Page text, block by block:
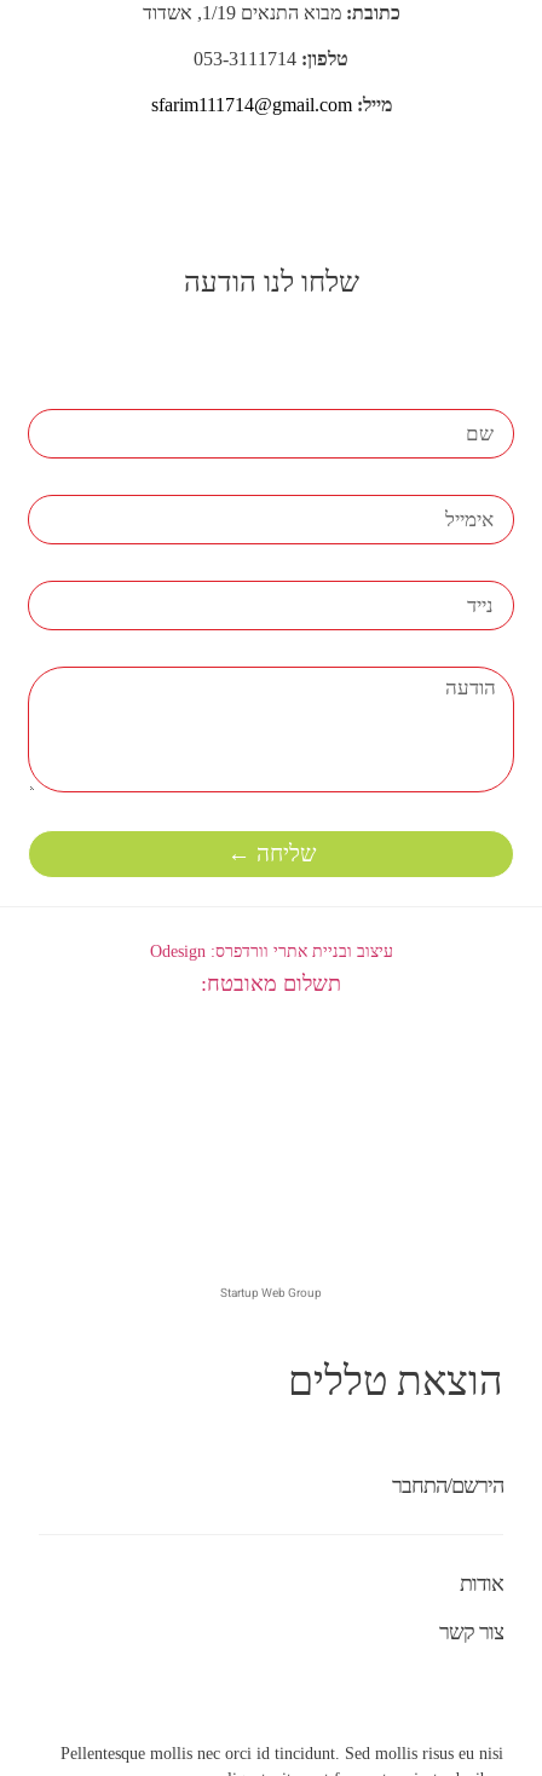
כתובת: מבוא התנאים 1/19, אשדוד
טלפון:
מייל: sfarim111714@gmail.com
שלחו לנו הודעה
שליחה ←
עיצוב ובניית אתרי וורדפרס: Odesign
תשלום מאובטח:
Startup Web Group
הוצאת טללים
הירשם/התחבר
אודות
צור קשר
Pellentesque mollis nec orci id tincidunt. Sed mollis risus eu nisi